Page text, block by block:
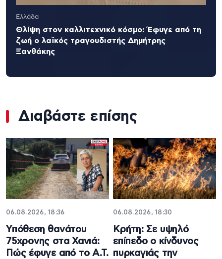
Ελλάδα
Θλίψη στον καλλιτεχνικό κόσμο: Έφυγε από τη
ζωή ο λαϊκός τραγουδιστής Δημήτρης
Ξανθάκης
Διαβάστε επίσης
06.08.2026, 18:36
Υπόθεση θανάτου
75χρονης στα Χανιά:
Πώς έφυγε από το Α.Τ.
06.08.2026, 18:30
Κρήτη: Σε υψηλό
επίπεδο ο κίνδυνος
πυρκαγιάς την